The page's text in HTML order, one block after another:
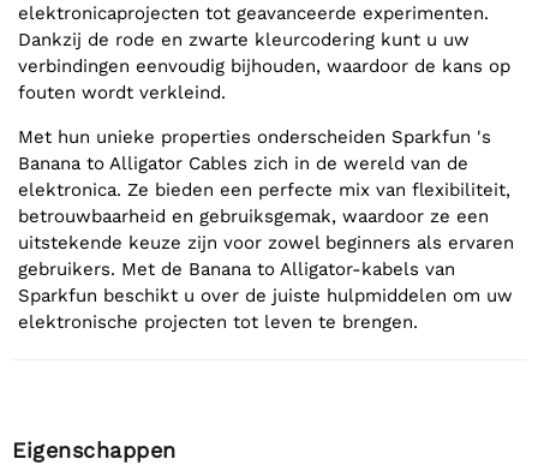
elektronicaprojecten tot geavanceerde experimenten.
Dankzij de rode en zwarte kleurcodering kunt u uw
verbindingen eenvoudig bijhouden, waardoor de kans op
fouten wordt verkleind.
Met hun unieke properties onderscheiden Sparkfun 's
Banana to Alligator Cables zich in de wereld van de
elektronica. Ze bieden een perfecte mix van flexibiliteit,
betrouwbaarheid en gebruiksgemak, waardoor ze een
uitstekende keuze zijn voor zowel beginners als ervaren
gebruikers. Met de Banana to Alligator-kabels van
Sparkfun beschikt u over de juiste hulpmiddelen om uw
elektronische projecten tot leven te brengen.
Eigenschappen